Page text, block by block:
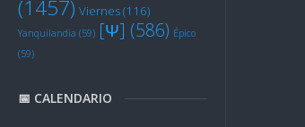
(1457) Viernes(116)
Yanquilandia (59) [Ψ] (586) Épico
(59)
📅 CALENDARIO